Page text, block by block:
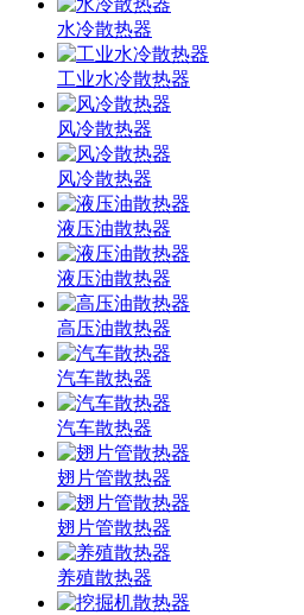
水冷散热器
工业水冷散热器
风冷散热器
风冷散热器
液压油散热器
液压油散热器
高压油散热器
汽车散热器
汽车散热器
翅片管散热器
翅片管散热器
养殖散热器